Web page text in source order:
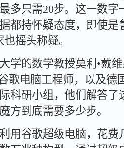
多只需20步。这一数字
都持怀疑态度，即使是
摇头称疑。
的数学教授莫利•戴维
歌电脑工程师，以及德
科研小组，他们解答了
方到底需要多少步。
谷歌超级电脑，花费